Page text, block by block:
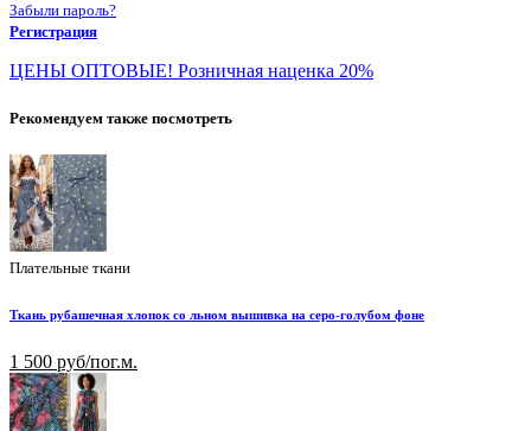
Забыли пароль?
Регистрация
ЦЕНЫ ОПТОВЫЕ! Розничная наценка 20%
Рекомендуем также посмотреть
Плательные ткани
Ткань рубашечная хлопок со льном вышивка на серо-голубом фоне
1 500 руб/пог.м.